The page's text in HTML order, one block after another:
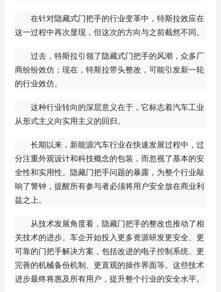
在针对隐藏式门把手的行业变革中，特斯拉效应在
这一过程中再次显现，但这次的方向与之前截然不同。
过去，特斯拉引领了隐藏式门把手的风潮，众多厂
商纷纷效仿；现在，特斯拉带头整改，可能引发新一轮
的行业效仿。
这种行业转向的深层意义在于，它标志着汽车工业
从形式主义向实用主义的回归。
长期以来，新能源汽车行业在快速发展过程中，过
分注重外观设计和科技概念的包装，而忽视了基本的安
全性和实用性。隐藏门把手问题的暴露，为整个行业敲
响了警钟，提醒所有参与者必须将用户安全放在商业利
益之上。
从技术发展角度看，隐藏门把手的整改也推动了相
关技术的进步。车企开始投入更多资源研发更安全、更
可靠的门把手解决方案，包括改进的电子控制系统、更
完善的机械备份机制、更直观的操作界面等。这些技术
进步最终将惠及所有用户，提升整个行业的安全水平。